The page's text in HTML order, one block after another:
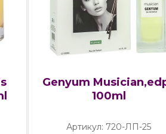
Genyum
100ml
Артикул: 720-ЛП-25